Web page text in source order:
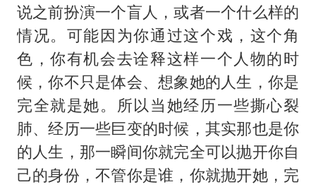
说之前扮演一个盲人，或者一个什么样的
情况。可能因为你通过这个戏，这个角
色，你有机会去诠释这样一个人物的时
候，你不只是体会、想象她的人生，你是
完全就是她。所以当她经历一些撕心裂
肺、经历一些巨变的时候，其实那也是你
的人生，那一瞬间你就完全可以抛开你自
己的身份，不管你是谁，你就抛开她，完